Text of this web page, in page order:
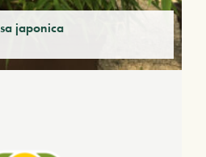
japonica